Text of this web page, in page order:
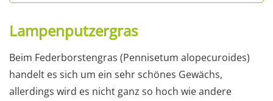
Lampenputzergras
Beim Federborstengras (Pennisetum alopecuroides)
handelt es sich um ein sehr schönes Gewächs,
allerdings wird es nicht ganz so hoch wie andere